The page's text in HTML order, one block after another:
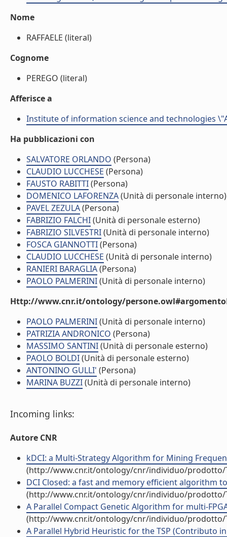
Nome
RAFFAELE (literal)
Cognome
PEREGO (literal)
Afferisce a
Institute of information science and technologies
Ha pubblicazioni con
SALVATORE ORLANDO (Persona)
CLAUDIO LUCCHESE (Persona)
FAUSTO RABITTI(Persona)
DOMENICO LAFORENZA(Unità di personale interno)
PAVEL ZEZULA(Persona)
FABRIZIO FALCHI(Unità di personale esterno)
FABRIZIO SILVESTRI(Unità di personale interno)
FOSCA GIANNOTTI(Persona)
CLAUDIO LUCCHESE (Unità di personale interno)
RANIERI BARAGLIA(Persona)
PAOLO PALMERINI(Unità di personale interno)
Http://www.cnr.it/ontology/
PAOLO PALMERINI(Unità di personale interno)
PATRIZIA ANDRONICO (Persona)
MASSIMO SANTINI(Unità di personale esterno)
PAOLO BOLDI(Unità di personale esterno)
ANTONINO GULLI' (Persona)
MARINA BUZZI(Unità di personale interno)
Incoming links:
Autore CNR
kDCI: a Multi-Strategy Algorithm for Mining
(http://www.cnr.it/ontology/cnr/individuo/prodotto/
DCI Closed: a fast and memory efficient algorithm
(http://www.cnr.it/ontology/cnr/individuo/prodotto/
A Parallel Compact Genetic Algorithm for multi-
(http://www.cnr.it/ontology/cnr/individuo/prodotto/
A Parallel Hybrid Heuristic for the TSP (Contributo